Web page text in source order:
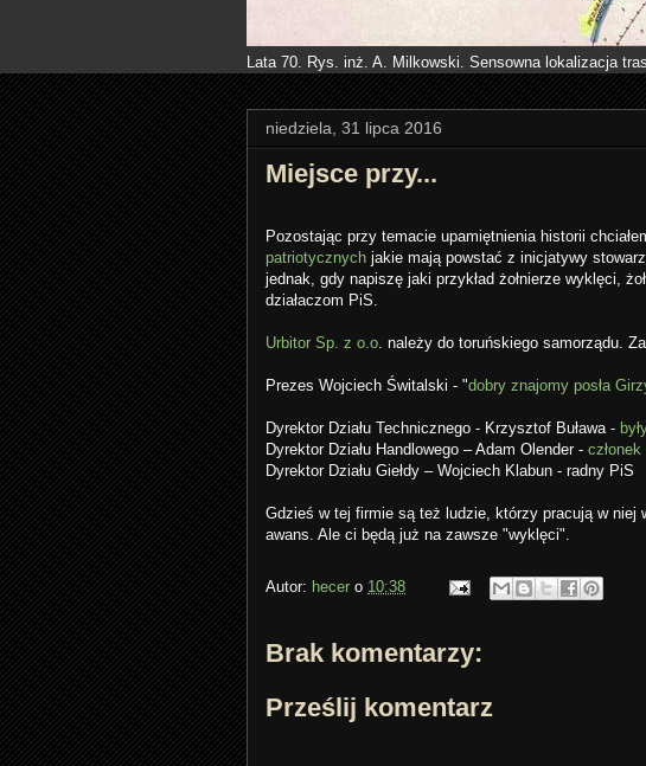
Lata 70. Rys. inż. A. Milkowski. Sensowna lokalizacja
niedziela, 31 lipca 2016
Miejsce przy...
Pozostając przy temacie upamiętnienia historii
patriotycznych jakie mają powstać z inicjatywy
jednak, gdy napiszę jaki przykład żołnierze wyklęci,
działaczom PiS.
Urbitor Sp. z o.o. należy do toruńskiego samorządu.
Prezes Wojciech Świtalski - "dobry znajomy posła
Dyrektor Działu Technicznego - Krzysztof Buława -
Dyrektor Działu Handlowego – Adam Olender -
Dyrektor Działu Giełdy – Wojciech Klabun - radny PiS
Gdzieś w tej firmie są też ludzie, którzy pracują w niej
awans. Ale ci będą już na zawsze "wyklęci".
Autor: hecer o 10:38
Brak komentarzy:
Prześlij komentarz